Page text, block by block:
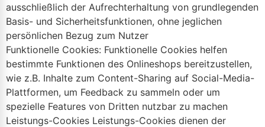
ausschließlich der Aufrechterhaltung von grundlegenden
Basis- und Sicherheitsfunktionen, ohne jeglichen
persönlichen Bezug zum Nutzer
Funktionelle Cookies: Funktionelle Cookies helfen
bestimmte Funktionen des Onlineshops bereitzustellen,
wie z.B. Inhalte zum Content-Sharing auf Social-Media-
Plattformen, um Feedback zu sammeln oder um
spezielle Features von Dritten nutzbar zu machen
Leistungs-Cookies Leistungs-Cookies dienen der